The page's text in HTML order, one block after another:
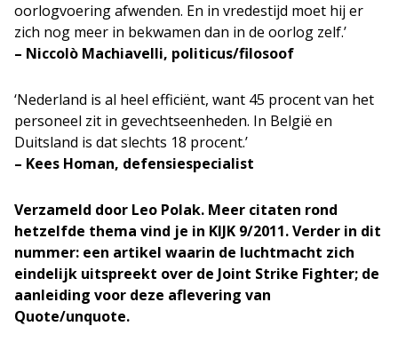
oorlogvoering afwenden. En in vredestijd moet hij er
zich nog meer in bekwamen dan in de oorlog zelf.’
– Niccolò Machiavelli, politicus/filosoof
‘Nederland is al heel efficiënt, want 45 procent van het
personeel zit in gevechtseenheden. In België en
Duitsland is dat slechts 18 procent.’
– Kees Homan, defensiespecialist
Verzameld door Leo Polak. Meer citaten rond
hetzelfde thema vind je in KIJK 9/2011.Verder in dit
nummer: een artikel waarin de luchtmacht zich
eindelijk uitspreekt over de Joint Strike Fighter; de
aanleiding voor deze aflevering van
Quote/unquote.